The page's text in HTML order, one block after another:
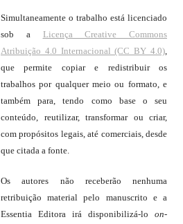
Simultaneamente o trabalho está licenciado
sob a Licença Creative Commons
Atribuição 4.0 Internacional (CC BY 4.0)
que permite copiar e redistribuir os
trabalhos por qualquer meio ou formato, e
também para, tendo como base o seu
conteúdo, reutilizar, transformar ou criar,
com propósitos legais, até comerciais, desde
que citada a fonte.
Os autores não receberão nenhuma
retribuição material pelo manuscrito e a
Essentia Editora irá disponibilizá-lo on-